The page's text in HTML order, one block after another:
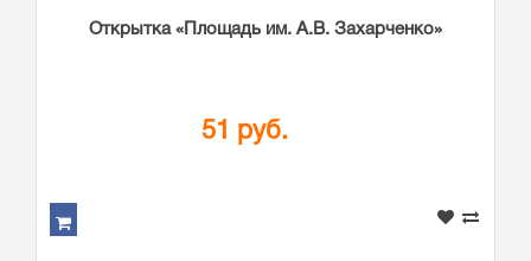
Открытка «Площадь им. А.В. Захарченко»
51 руб.